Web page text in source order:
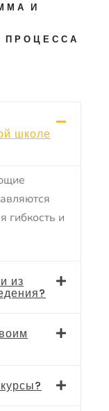
И
ПРОЦЕССА
школе
гибкость и
из